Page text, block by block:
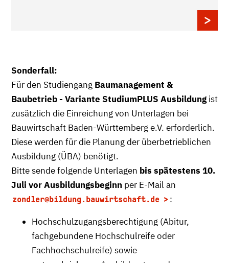
Sonderfall:
Für den Studiengang Baumanagement &
Baubetrieb- Variante StudiumPLUS Ausbildungist
zusätzlich die Einreichung von Unterlagen bei
Bauwirtschaft Baden-Württemberg e.V. erforderlich.
Diese werden für die Planung der überbetrieblichen
Ausbildung (ÜBA) benötigt.
Bitte sende folgende Unterlagen bis spätestens 10.
Juli vor Ausbildungsbeginn per E-Mail an
zondler@bildung.bauwirtschaft.de
:
Hochschulzugangsberechtigung (Abitur,
fachgebundene Hochschulreife oder
Fachhochschulreife) sowie